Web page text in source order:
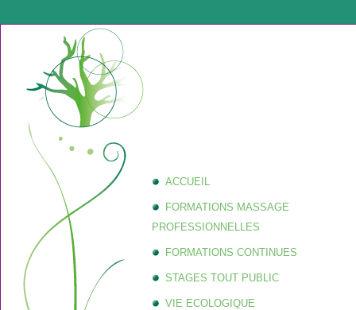
ACCUEIL
FORMATIONS MASSAGE
PROFESSIONNELLES
FORMATIONS CONTINUES
STAGES TOUT PUBLIC
VIE ECOLOGIQUE